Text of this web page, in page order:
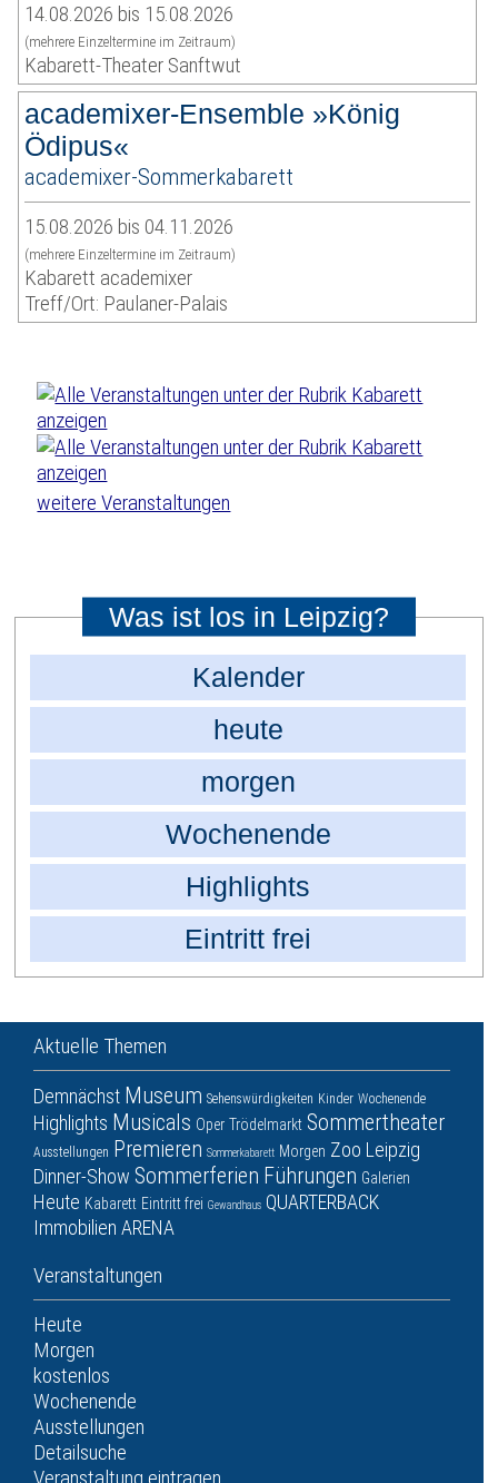
14.08.2026 bis 15.08.2026
(mehrere Einzeltermine im Zeitraum)
Kabarett-Theater Sanftwut
academixer-Ensemble »König
Ödipus«
academixer-Sommerkabarett
15.08.2026 bis 04.11.2026
(mehrere Einzeltermine im Zeitraum)
Kabarett academixer
Treff/Ort: Paulaner-Palais
weitere Veranstaltungen
Was ist los in Leipzig?
Kalender
heute
morgen
Wochenende
Highlights
Eintritt frei
Aktuelle Themen
Demnächst Museum Sehenswürdigkeiten Kinder Wochenende
Highlights Musicals Oper Trödelmarkt Sommertheater
Ausstellungen Premieren Sommerkabarett Morgen Zoo Leipzig
Dinner-Show Sommerferien Führungen Galerien
Heute Kabarett Eintritt frei Gewandhaus QUARTERBACK
Immobilien ARENA
Veranstaltungen
Heute
Morgen
kostenlos
Wochenende
Ausstellungen
Detailsuche